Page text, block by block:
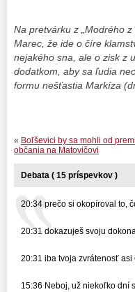
Na pretvárku z „Modrého
Marec, že ide o číre
nejakého sna, ale o zisk z
dodatkom, aby sa ľudia
formu nešťastia Markíza
« Boľševici by sa mohli od
občania na Matovičovi
Debata ( 15 príspevkov )
20:34 prečo si okopíroval to,
20:31 dokazuješ svoju
20:31 iba tvoja zvrátenosť asi
15:36 Neboj, už niekoľko dní